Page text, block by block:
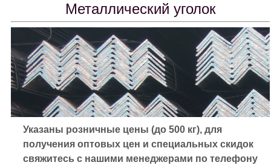
Металлический уголок
Указаны розничные цены (до 500 кг), для
получения оптовых цен и специальных скидок
свяжитесь с нашими менеджерами по телефону